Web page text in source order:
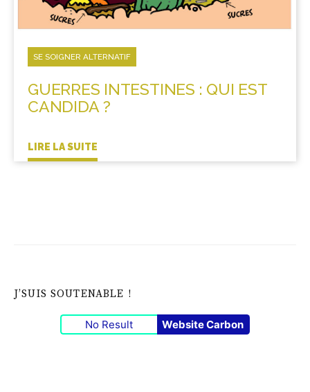
SE SOIGNER ALTERNATIF
GUERRES INTESTINES : QUI EST
CANDIDA ?
LIRE LA SUITE
J’SUIS SOUTENABLE !
No Result Website Carbon